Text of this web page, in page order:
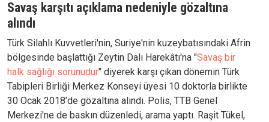
Savaş karşıtı açıklama nedeniyle gözaltına
alındı
Türk Silahlı Kuvvetleri'nin, Suriye'nin kuzeybatısındaki Afrin
bölgesinde başlattığı Zeytin Dalı Harekâtı'na "Savaş bir
halk sağlığı sorunudur" diyerek karşı çıkan dönemin Türk
Tabipleri Birliği Merkez Konseyi üyesi 10 doktorla birlikte
30 Ocak 2018’de gözaltına alındı. Polis, TTB Genel
Merkezi'ne de baskın düzenledi, arama yaptı. Raşit Tükel,